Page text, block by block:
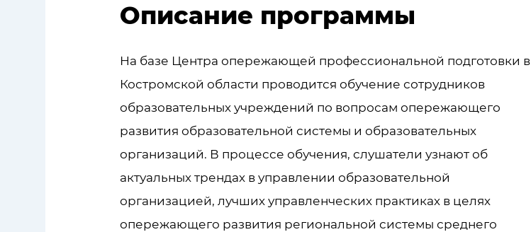
Описание программы
На базе Центра опережающей профессиональной подготовки в
Костромской области проводится обучение сотрудников
образовательных учреждений по вопросам опережающего
развития образовательной системы и образовательных
организаций. В процессе обучения, слушатели узнают об
актуальных трендах в управлении образовательной
организацией, лучших управленческих практиках в целях
опережающего развития региональной системы среднего